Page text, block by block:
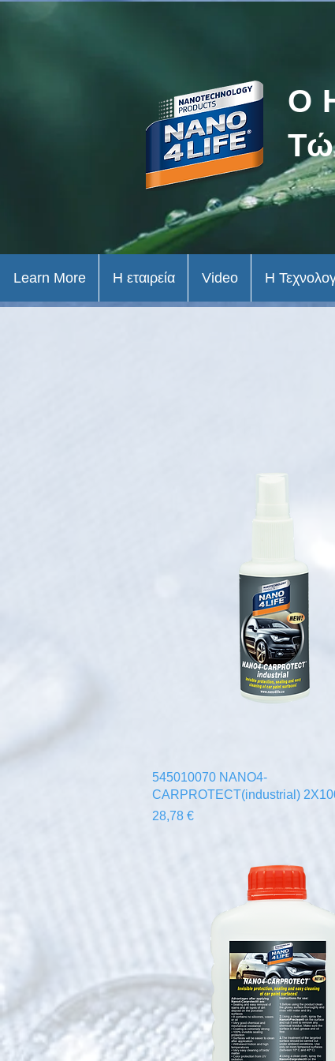
Ο
Γρήγορη προβολή
545010070 NANO4-
CARPROTECT(industrial)
Τιμή
28,78 €
Learn More Η εταιρεία Video Η